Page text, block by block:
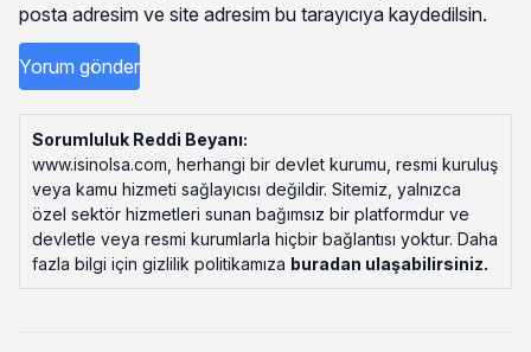
posta adresim ve site adresim bu tarayıcıya kaydedilsin.
Sorumluluk Reddi Beyanı:
www.isinolsa.com, herhangi bir devlet kurumu, resmi kuruluş
veya kamu hizmeti sağlayıcısı değildir. Sitemiz, yalnızca
özel sektör hizmetleri sunan bağımsız bir platformdur ve
devletle veya resmi kurumlarla hiçbir bağlantısı yoktur. Daha
fazla bilgi için gizlilik politikamıza buradan ulaşabilirsiniz.